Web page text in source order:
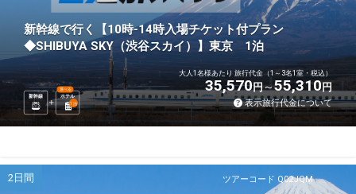
新幹線で行く【10時-14時入場チケット付プラン
◆SHIBUYA SKY（渋谷スカイ）】東京 1泊
新幹線 ホテル
選べる
1 泊
大人1名様あたり 旅行代金（1～3名1室・税込）
35,570円 55,310円
表示旅行代金について
ツアーコード Q02JQM
2日間